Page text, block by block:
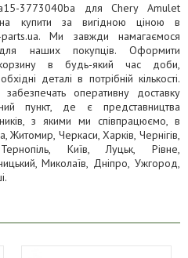
3773040ba для Chery Amulet
купити за вигідною ціною в
parts.ua. Ми завжди намагаємося
наших покупців. Оформити
в будь-який час доби,
деталі в потрібній кількості.
оперативну доставку
пункт, де є представництва
з якими ми співпрацюємо, в
Житомир, Черкаси, Харків, Чернігів,
Київ, Луцьк, Рівне,
Миколаїв, Дніпро, Ужгород,